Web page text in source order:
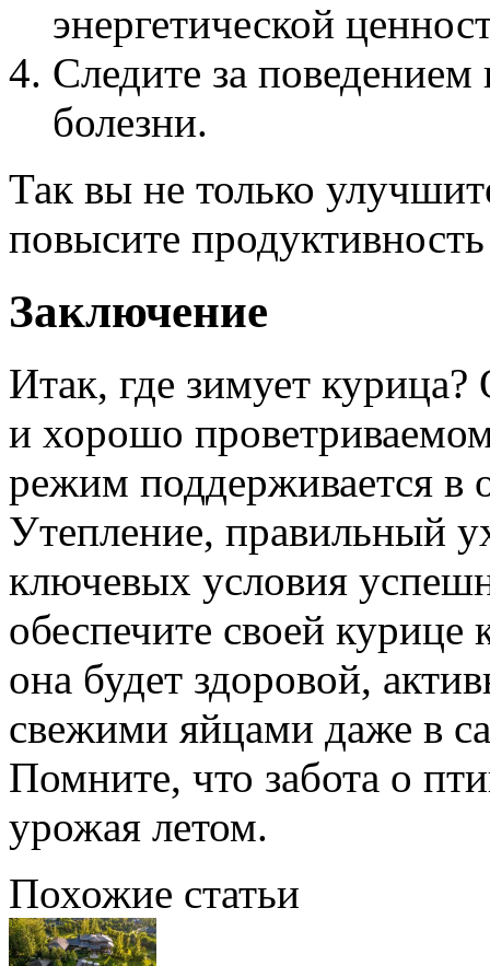
энергетической
Следите за
болезни.
Так вы не только
повысите
Заключение
Итак, где зимует
и хорошо
режим поддерживается в
Утепление, правильный
ключевых условия
обеспечите своей
она будет здоровой,
свежими яйцами даже в
Помните, что забота о
урожая летом.
Похожие статьи